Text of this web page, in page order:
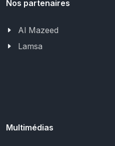
Nos partenaires
Al Mazeed
Lamsa
Multimédias